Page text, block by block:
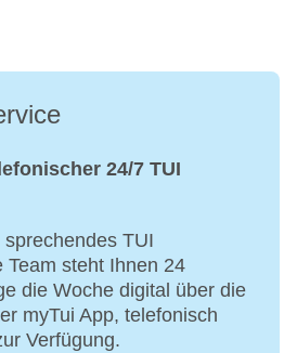
24/7 TUI
TUI
Team steht Ihnen 24
die Woche digital über die
myTui App, telefonisch
Verfügung.